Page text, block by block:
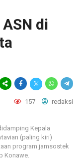
di
157 redaksi
Kepala
(paling kiri)
program jamsostek
Konawe.